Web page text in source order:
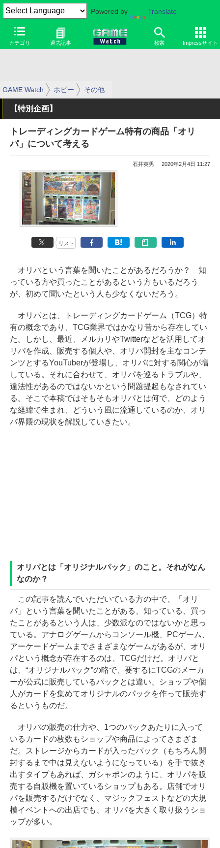
Powered by Translate
カテゴリ 過去記事 検索 Impressサイト
GAME Watch ホビー その他
【特別企画】
トレーディングカードゲーム特有の商品「オリ
パ」について考える
石井英男 2020年2月4日 11:27
リスト
オリパという言葉を聞いたことがあるだろうか？ 知
っている方や買ったことがあるという方もいるだろう
が、初めて聞いたという人も少なくないだろう。
オリパとは、トレーディングカードゲーム（TCG）特
有の概念であり、TCG業界ではかなり昔から存在してい
た。しかし、最近、メルカリやTwitterなどを活用してオ
リパを作成、販売する個人や、オリパ開封を主なコンテ
ンツとするYouTuberが登場し、オリパに対する関心が増
している。それに合わせて、オリパを巡るトラブルや、
違法性があるのではないかという問題提起もなされてい
る。そこで本稿ではそもそもオリパとは何で、どのよう
な経緯で生まれ、どういう風に流通しているのか、オリ
パ界隈の現状を解説していきたい。
オリパとは「オリジナルパック」のこと。それがなん
なのか？
この記事を読んでいただいている方の中で、「オリ
パ」という言葉を聞いたことがある、知っている、買っ
たことがあるという人は、少数派なのではないかと思っ
ている。アナログゲームからコンソール機、PCゲーム、
アーケードゲームまでさまざまなゲームがあるが、オリ
パという概念が存在するのは、TCGだけだ。オリパと
は、“オリジナルパック”の略で、要するにTCGのメーカ
ーが公式に販売しているパックとは違い、ショップや個
人がカードを集めてオリジナルのパックを作って販売す
るというものだ。
オリパの販売の仕方や、1つのパックあたりに入って
いるカードの枚数もショップや商品によってさまざま
だ。ストレージからカードが入ったパック（もちろん開
封するまで中は見えないようになっている）を手で抜き
出すタイプもあれば、ガシャポンのように、オリパを販
売する自販機を置いているショップもある。店舗でオリ
パを販売するだけでなく、マジックフェストなどの大規
模イベントへの出店でも、オリパを大きく取り扱うショ
ップが多い。